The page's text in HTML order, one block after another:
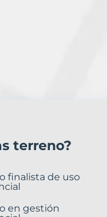
terreno?
finalista de uso
en gestión